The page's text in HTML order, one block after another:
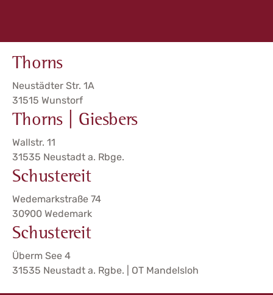
Thorns
Neustädter Str. 1A
31515 Wunstorf
Thorns | Giesbers
Wallstr. 11
31535 Neustadt a. Rbge.
Schustereit
Wedemarkstraße 74
30900 Wedemark
Schustereit
Überm See 4
31535 Neustadt a. Rgbe. | OT Mandelsloh